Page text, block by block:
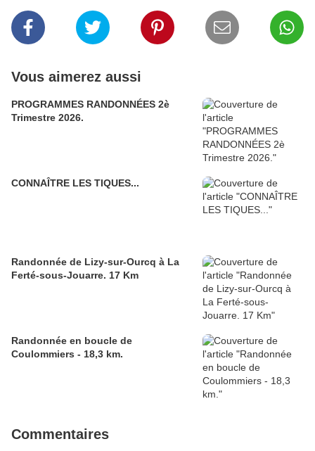
Vous aimerez aussi
PROGRAMMES RANDONNÉES 2è
Trimestre 2026.
CONNAÎTRE LES TIQUES...
Randonnée de Lizy-sur-Ourcq à La
Ferté-sous-Jouarre. 17 Km
Randonnée en boucle de
Coulommiers - 18,3 km.
Commentaires